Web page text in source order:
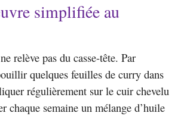
simplifiée au
relève pas du casse-tête. Par
quelques feuilles de curry dans
régulièrement sur le cuir chevelu
chaque semaine un mélange d’huile